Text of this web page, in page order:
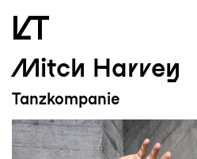
Zum Hauptinhalt springen
Zum Footer springen
Mitch Harvey
Tanzkompanie